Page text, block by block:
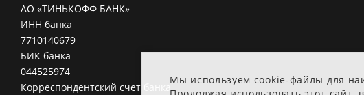
Мы используем cookie-файлы для
АО «ТИНЬКОФФ БАНК»
ИНН банка
7710140679
БИК банка
044525974
Корреспондентский счет банка